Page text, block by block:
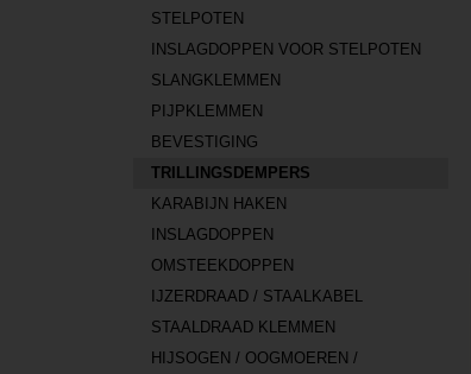
STELPOTEN
INSLAGDOPPEN VOOR STELPOTEN
SLANGKLEMMEN
PIJPKLEMMEN
BEVESTIGING
TRILLINGSDEMPERS
KARABIJN HAKEN
INSLAGDOPPEN
OMSTEEKDOPPEN
IJZERDRAAD / STAALKABEL
STAALDRAAD KLEMMEN
HIJSOGEN / OOGMOEREN /